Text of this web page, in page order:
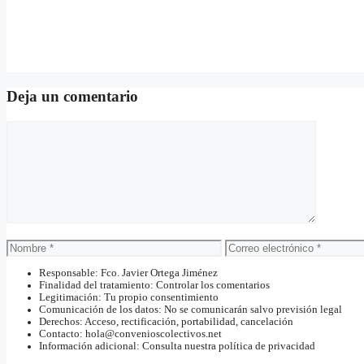
Deja un comentario
Nombre
Correo
electrónico
Responsable: Fco. Javier Ortega Jiménez
Finalidad del tratamiento: Controlar los comentarios
Legitimación: Tu propio consentimiento
Comunicación de los datos: No se comunicarán salvo previsión legal
Derechos: Acceso, rectificación, portabilidad, cancelación
Contacto: hola@convenioscolectivos.net
Información adicional: Consulta nuestra política de privacidad